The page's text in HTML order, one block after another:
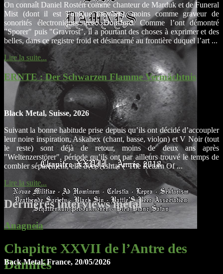
Chapitre XXVII de l’Antre des
Damnés
On connaît Daniel Rostén comme chanteur de Marduk et de Funeral
Mist (dont il est l’unique membre), moins comme graveur de
sonorités électroniques avec DomJord. Comme l’ont démontré
"Sporer" puis "Gravrost", il a pourtant des choses à exprimer et des
belles, dans ce registre froid et désincarné au frontière duquel l’art ...
Lire la suite...
ERNTE: Der Schwarzen Flamme Vermächtnis
Black Metal, Suisse, 2026
Suivant la bonne habitude prise depuis qu’ils ont décidé d’accoupler
leur noire inspiration, Askahex (chant, basse, violon) et V Noir (tout
le reste) sont déjà de retour, moins de deux ans après
"Weltenzerstörer", période qu’ils ont par ailleurs trouvé le temps de
combler séparément, elle avec Ashtar ("The Return Of ...
Lire la suite...
Dernières interviews metal
Anagneia
Back Metal, France, 20/05/2026